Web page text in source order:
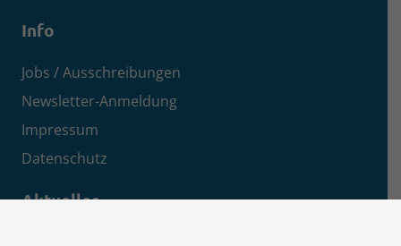
Info
Jobs / Ausschreibungen
Newsletter-Anmeldung
Impressum
Datenschutz
Aktuelles